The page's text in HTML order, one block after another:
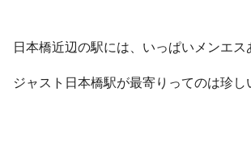
日本橋近辺の駅には、いっぱいメンエス
ジャスト日本橋駅が最寄りってのは珍し